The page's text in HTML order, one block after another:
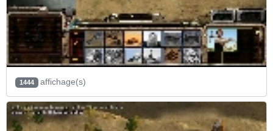
1444 affichage(s)